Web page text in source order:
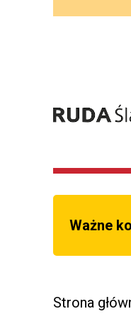
Ważne
Strona